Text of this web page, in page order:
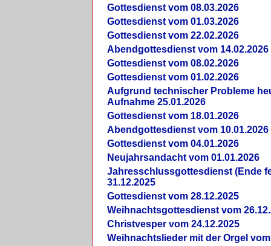
Gottesdienst vom 08.03.2026
Gottesdienst vom 01.03.2026
Gottesdienst vom 22.02.2026
Abendgottesdienst vom 14.02.2026
Gottesdienst vom 08.02.2026
Gottesdienst vom 01.02.2026
Aufgrund technischer Probleme
Aufnahme 25.01.2026
Gottesdienst vom 18.01.2026
Abendgottesdienst vom 10.01.2026
Gottesdienst vom 04.01.2026
Neujahrsandacht vom 01.01.2026
Jahresschlussgottesdienst (Ende
31.12.2025
Gottesdienst vom 28.12.2025
Weihnachtsgottesdienst vom
Christvesper vom 24.12.2025
Weihnachtslieder mit der Orgel vom